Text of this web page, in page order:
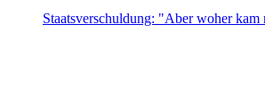
Staatsverschuldung: "Aber woher